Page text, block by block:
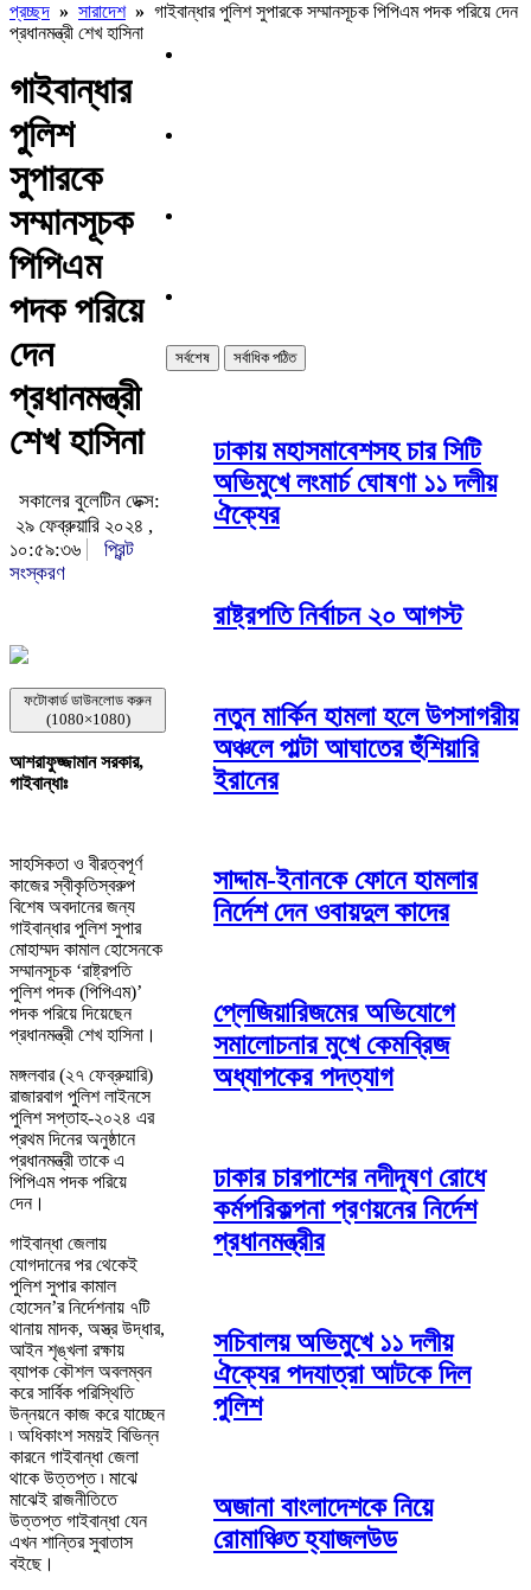
প্রচ্ছদ » সারাদেশ» গাইবান্ধার পুলিশ সুপারকে সম্মানসূচক পিপিএম পদক পরিয়ে দেন
প্রধানমন্ত্রী শেখ হাসিনা
গাইবান্ধার
পুলিশ
সুপারকে
সম্মানসূচক
পিপিএম
পদক পরিয়ে
দেন
প্রধানমন্ত্রী
শেখ হাসিনা
সকালের বুলেটিন ডেক্স:
২৯ ফেব্রুয়ারি ২০২৪ ,
১০:৫৯:৩৬
প্রিন্ট
সংস্করণ
ফটোকার্ড ডাউনলোড করুন
(1080×1080)
আশরাফুজ্জামান সরকার,
গাইবান্ধাঃ
সাহসিকতা ও বীরত্বপূর্ণ
কাজের স্বীকৃতিস্বরুপ
বিশেষ অবদানের জন্য
গাইবান্ধার পুলিশ সুপার
মোহাম্মদ কামাল হোসেনকে
সম্মানসূচক ‘রাষ্ট্রপতি
পুলিশ পদক (পিপিএম)’
পদক পরিয়ে দিয়েছেন
প্রধানমন্ত্রী শেখ হাসিনা।
মঙ্গলবার (২৭ ফেব্রুয়ারি)
রাজারবাগ পুলিশ লাইনসে
পুলিশ সপ্তাহ-২০২৪ এর
প্রথম দিনের অনুষ্ঠানে
প্রধানমন্ত্রী তাকে এ
পিপিএম পদক পরিয়ে
দেন।
গাইবান্ধা জেলায়
যোগদানের পর থেকেই
পুলিশ সুপার কামাল
হোসেন’র নির্দেশনায় ৭টি
থানায় মাদক, অস্ত্র উদ্ধার,
আইন শৃঙ্খলা রক্ষায়
ব্যাপক কৌশল অবলম্বন
করে সার্বিক পরিস্থিতি
উন্নয়নে কাজ করে যাচ্ছেন
৷ অধিকাংশ সময়ই বিভিন্ন
কারনে গাইবান্ধা জেলা
থাকে উত্তপ্ত ৷ মাঝে
মাঝেই রাজনীতিতে
উত্তপ্ত গাইবান্ধা যেন
এখন শান্তির সুবাতাস
বইছে।
সর্বশেষ সর্বাধিক পঠিত
ঢাকায় মহাসমাবেশসহ চার সিটি
অভিমুখে লংমার্চ ঘোষণা ১১ দলীয়
ঐক্যের
রাষ্ট্রপতি নির্বাচন ২০ আগস্ট
নতুন মার্কিন হামলা হলে উপসাগরীয়
অঞ্চলে পাল্টা আঘাতের হুঁশিয়ারি
ইরানের
সাদ্দাম-ইনানকে ফোনে হামলার
নির্দেশ দেন ওবায়দুল কাদের
প্লেজিয়ারিজমের অভিযোগে
সমালোচনার মুখে কেমব্রিজ
অধ্যাপকের পদত্যাগ
ঢাকার চারপাশের নদীদূষণ রোধে
কর্মপরিকল্পনা প্রণয়নের নির্দেশ
প্রধানমন্ত্রীর
সচিবালয় অভিমুখে ১১ দলীয়
ঐক্যের পদযাত্রা আটকে দিল
পুলিশ
অজানা বাংলাদেশকে নিয়ে
রোমাঞ্চিত হ্যাজলউড